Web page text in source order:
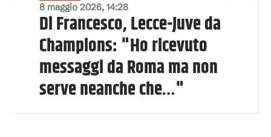
8 maggio 2026, 14:28
Di Francesco, Lecce-Juve da
Champions: "Ho ricevuto
messaggi da Roma ma non
serve neanche che…"